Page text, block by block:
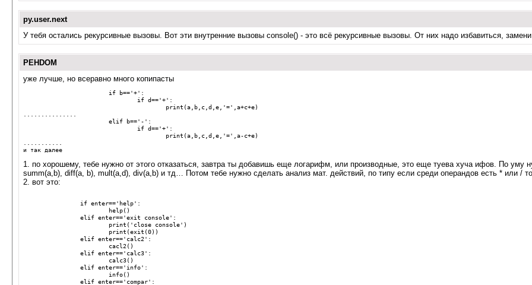
py.user.next
У тебя остались рекурсивные вызовы. Вот эти внутренние вызовы console() - это всё рекурсивные вызовы. От них надо избавиться,
PEHDOM
уже лучше, но всеравно много копипасты
if b=='+' :
if d=='+' :
print (a b c d e '=' a+c+e)
elif b=='-' :
if d=='+' :
print (a b c d e '=' a-c+e)
и так далее
1. по хорошему, тебе нужно от этого отказаться, завтра ты добавишь еще логарифм, или производные, это еще туева хуча ифов. По уму
summ(a,b), diff(a, b), mult(a,d), div(a,b) и тд… Потом тебе нужно сделать анализ мат. действий, по типу если среди операндов есть * или /
2. вот это:
if enter=='help' :
help()
elif enter=='exit console' :
print ( 'close console' )
print (exit (0))
elif enter=='calc2' :
cacl2 ()
elif enter=='calc3' :
calc3()
elif enter=='info' :
info()
elif enter=='compar' :